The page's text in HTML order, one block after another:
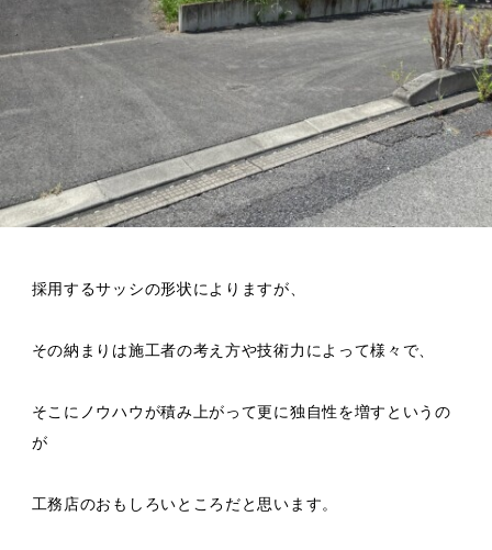
採用するサッシの形状によりますが、
その納まりは施工者の考え方や技術力によって様々で、
そこにノウハウが積み上がって更に独自性を増すというの
が
工務店のおもしろいところだと思います。